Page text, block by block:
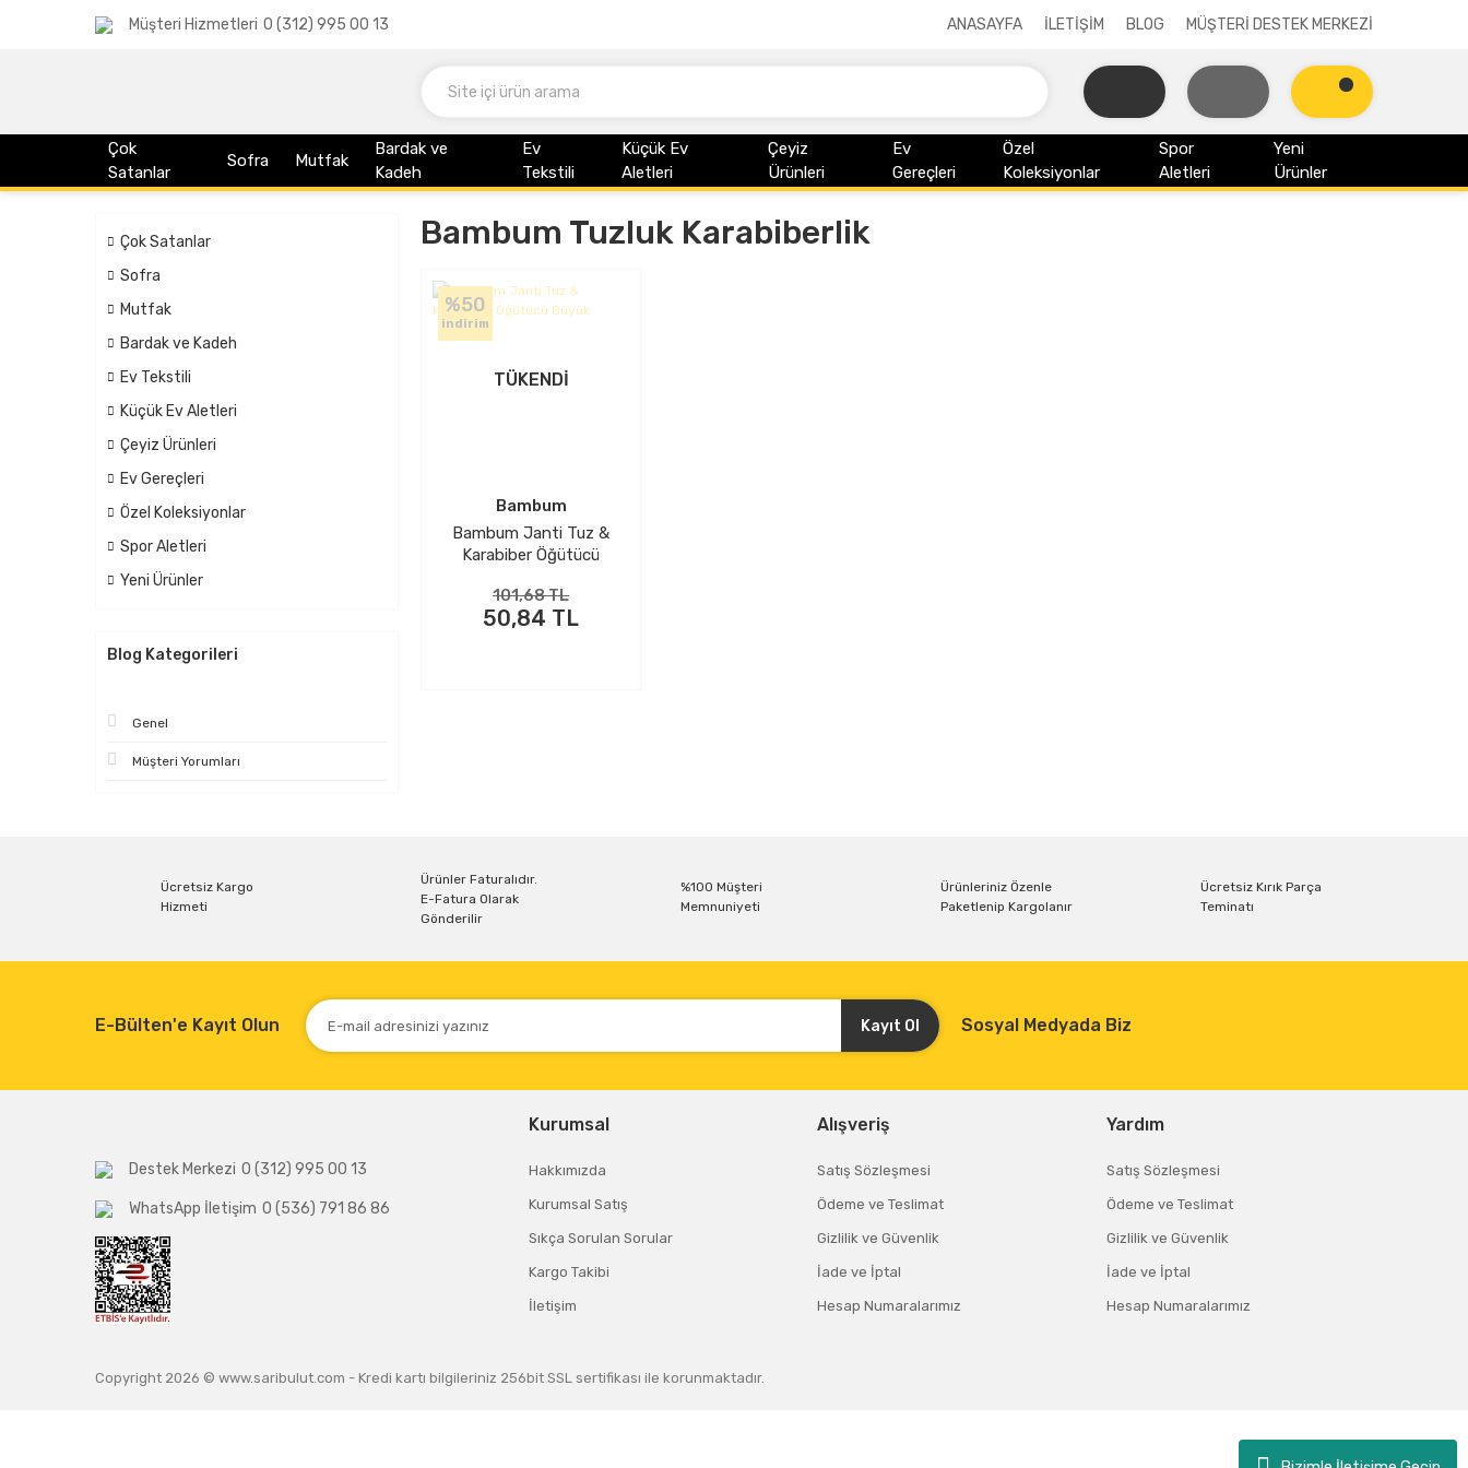
Müşteri Hizmetleri 0 (312) 995 00 13 ANASAYFA İLETİŞİM BLOG MÜŞTERİ DESTEK MERKEZİ
Çok
Satanlar
Sofra Mutfak
Bardak ve
Kadeh
Ev
Tekstili
Küçük Ev
Aletleri
Çeyiz
Ürünleri
Ev
Gereçleri
Özel
Koleksiyonlar
Spor
Aletleri
Yeni
Ürünler
Çok Satanlar
Sofra
Mutfak
Bardak ve Kadeh
Ev Tekstili
Küçük Ev Aletleri
Çeyiz Ürünleri
Ev Gereçleri
Özel Koleksiyonlar
Spor Aletleri
Yeni Ürünler
Blog Kategorileri
Genel
Müşteri Yorumları
Bambum Tuzluk Karabiberlik
%50
indirim
TÜKENDİ
Bambum
Bambum Janti Tuz &
Karabiber Öğütücü
101,68 TL
50,84 TL
Ücretsiz Kargo
Hizmeti
Ürünler Faturalıdır.
E-Fatura Olarak
Gönderilir
%100 Müşteri
Memnuniyeti
Ürünleriniz Özenle
Paketlenip Kargolanır
Ücretsiz Kırık Parça
Teminatı
E-Bülten'e Kayıt Olun Kayıt Ol Sosyal Medyada Biz
Destek Merkezi 0 (312) 995 00 13
WhatsApp İletişim 0 (536) 791 86 86
Kurumsal
Hakkımızda
Kurumsal Satış
Sıkça Sorulan Sorular
Kargo Takibi
İletişim
Alışveriş
Satış Sözleşmesi
Ödeme ve Teslimat
Gizlilik ve Güvenlik
İade ve İptal
Hesap Numaralarımız
Yardım
Satış Sözleşmesi
Ödeme ve Teslimat
Gizlilik ve Güvenlik
İade ve İptal
Hesap Numaralarımız
Copyright 2026 © www.saribulut.com - Kredi kartı bilgileriniz 256bit SSL sertifikası ile korunmaktadır.